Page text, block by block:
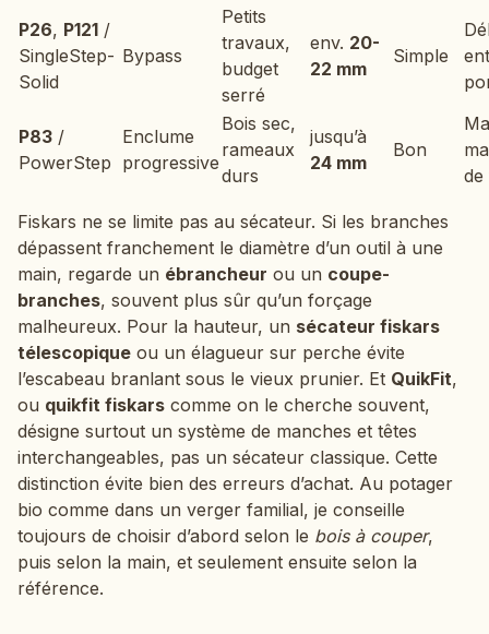
P26, P121 /
SingleStep-
Solid
Bypass
Petits
travaux,
budget
serré
env. 20-
22 mm
Simple
P83 /
PowerStep
Enclume
progressive
Bois sec,
rameaux
durs
jusqu’à
24 mm
Bon
Fiskars ne se limite pas au sécateur. Si les branches
dépassent franchement le diamètre d’un outil à une
main, regarde un ébrancheur ou un coupe-
branches, souvent plus sûr qu’un forçage
malheureux. Pour la hauteur, un sécateur fiskars
télescopique ou un élagueur sur perche évite
l’escabeau branlant sous le vieux prunier. Et QuikFit,
ou quikfit fiskars comme on le cherche souvent,
désigne surtout un système de manches et têtes
interchangeables, pas un sécateur classique. Cette
distinction évite bien des erreurs d’achat. Au potager
bio comme dans un verger familial, je conseille
toujours de choisir d’abord selon le bois à couper,
puis selon la main, et seulement ensuite selon la
référence.